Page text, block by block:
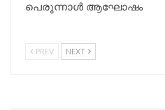
പെരുന്നാൾ ആഘോഷം
PREV NEXT